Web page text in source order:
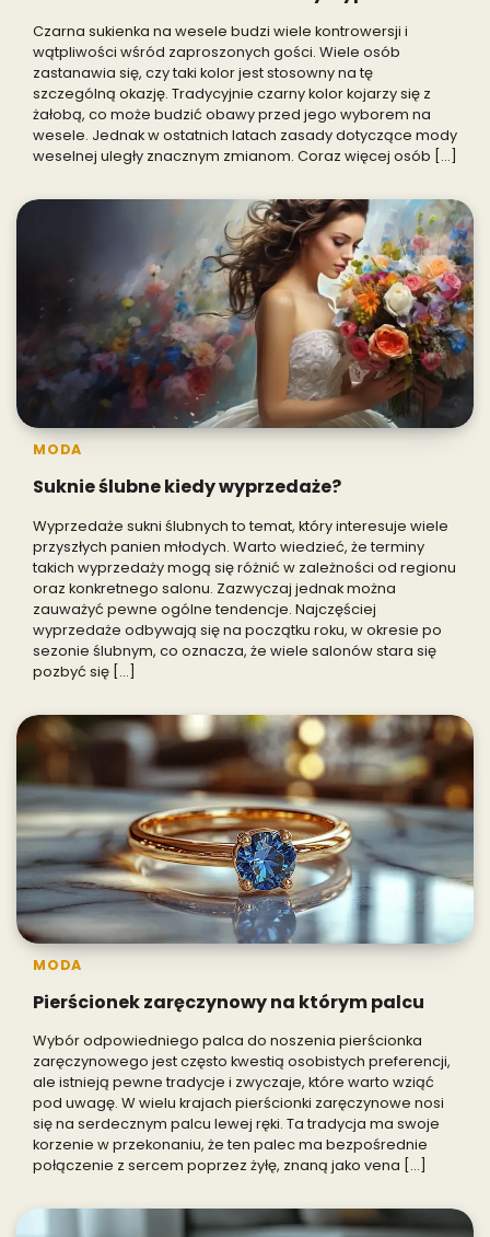
Czarna sukienka na wesele budzi wiele kontrowersji i
wątpliwości wśród zaproszonych gości. Wiele osób
zastanawia się, czy taki kolor jest stosowny na tę
szczególną okazję. Tradycyjnie czarny kolor kojarzy się z
żałobą, co może budzić obawy przed jego wyborem na
wesele. Jednak w ostatnich latach zasady dotyczące mody
weselnej uległy znacznym zmianom. Coraz więcej osób […]
MODA
Suknie ślubne kiedy wyprzedaże?
Wyprzedaże sukni ślubnych to temat, który interesuje wiele
przyszłych panien młodych. Warto wiedzieć, że terminy
takich wyprzedaży mogą się różnić w zależności od regionu
oraz konkretnego salonu. Zazwyczaj jednak można
zauważyć pewne ogólne tendencje. Najczęściej
wyprzedaże odbywają się na początku roku, w okresie po
sezonie ślubnym, co oznacza, że wiele salonów stara się
pozbyć się […]
MODA
Pierścionek zaręczynowy na którym palcu
Wybór odpowiedniego palca do noszenia pierścionka
zaręczynowego jest często kwestią osobistych preferencji,
ale istnieją pewne tradycje i zwyczaje, które warto wziąć
pod uwagę. W wielu krajach pierścionki zaręczynowe nosi
się na serdecznym palcu lewej ręki. Ta tradycja ma swoje
korzenie w przekonaniu, że ten palec ma bezpośrednie
połączenie z sercem poprzez żyłę, znaną jako vena […]